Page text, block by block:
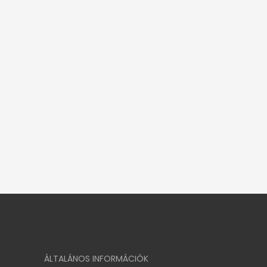
ÁLTALÁNOS INFORMÁCIÓK